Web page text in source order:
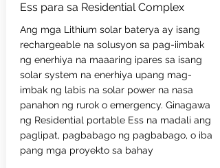
Ess para sa Residential Complex
Ang mga Lithium solar baterya ay isang
rechargeable na solusyon sa pag-iimbak
ng enerhiya na maaaring ipares sa isang
solar system na enerhiya upang mag-
imbak ng labis na solar power na nasa
panahon ng rurok o emergency. Ginagawa
ng Residential portable Ess na madali ang
paglipat, pagbabago ng pagbabago, o iba
pang mga proyekto sa bahay